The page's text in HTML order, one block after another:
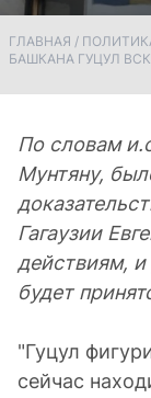
ГЛАВНАЯ /
БАШКАНА ГУЦУЛ
По словам
Мунтяну,
Гагаузии
действиям,
будет
"Гуцул
сейчас